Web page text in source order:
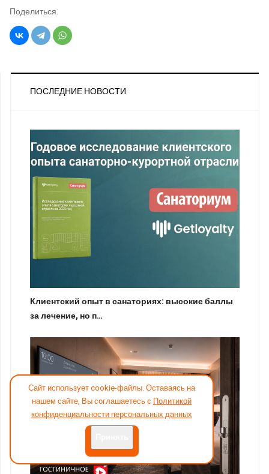
Поделиться:
ПОСЛЕДНИЕ НОВОСТИ
Клиентский опыт в санаториях: высокие баллы
за лечение, но п…
Сайт использует cookie-файлы. Оставаясь на
нашем сайте, Вы соглашаетесь с Политикой
конфиденциальности персональных данных